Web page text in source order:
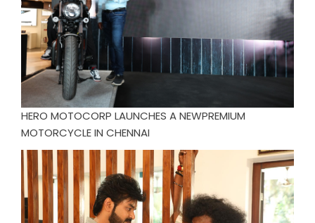
HERO MOTOCORP LAUNCHES A NEWPREMIUM
MOTORCYCLE IN CHENNAI